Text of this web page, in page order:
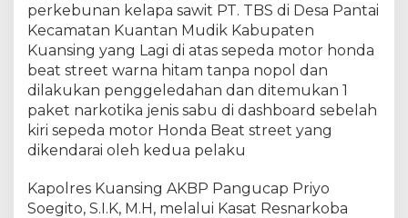
t
r
e
s
n
a
r
k
b
a
perkebunan kelapa sawit PT. TBS di Desa Pantai
Kecamatan Kuantan Mudik Kabupaten
Kuansing yang Lagi di atas sepeda motor honda
beat street warna hitam tanpa nopol dan
dilakukan penggeledahan dan ditemukan 1
paket narkotika jenis sabu di dashboard sebelah
kiri sepeda motor Honda Beat street yang
dikendarai oleh kedua pelaku
Kapolres Kuansing AKBP Pangucap Priyo
Soegito, S.I.K, M.H, melalui Kasat Resnarkoba